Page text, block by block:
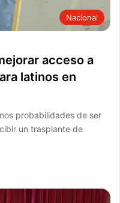
Nacional
acceso a
latinos en
probabilidades de ser
un trasplante de